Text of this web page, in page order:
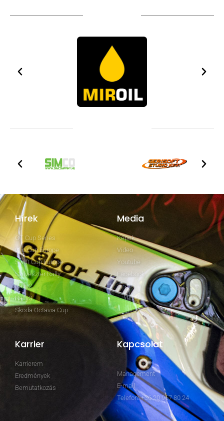
Hírek
GT Cup Series
Clio Cup Europe
Swift Cup Europe
Szilveszter Rally
Rally2
Rally3
Skoda Octavia Cup
Media
Képek
Video
Youtube
Facebook
Karrier
Karrierem
Eredmények
Bemutatkozás
Kapcsolat
Management
E-mail
Telefon: +36 20 967 80 24